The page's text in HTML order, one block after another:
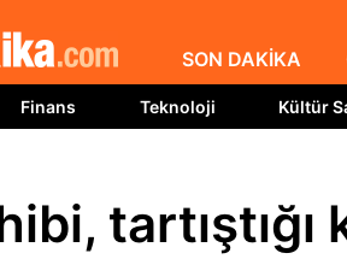
SON DAKİKA
Finans Teknoloji Kültür
tartıştığı